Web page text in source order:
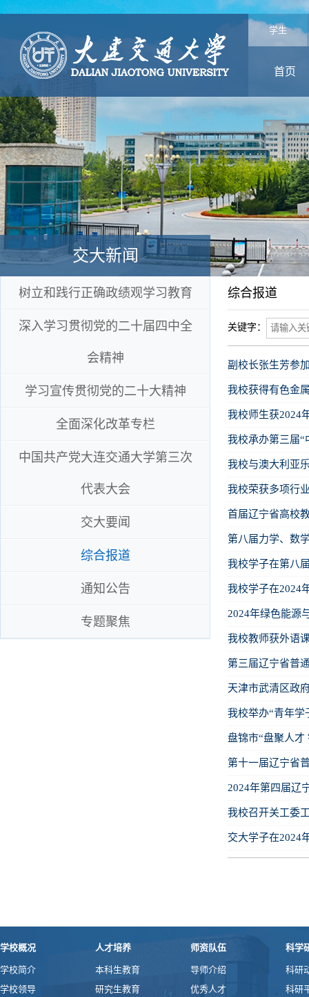
学生
首页
交大新闻
树立和践行正确政绩观学习教育
深入学习贯彻党的二十届四中全
会精神
学习宣传贯彻党的二十大精神
全面深化改革专栏
中国共产党大连交通大学第三次
代表大会
交大要闻
综合报道
通知公告
专题聚焦
综合报道
关键字：
副校长张生芳参
我校获得有色金
我校师生获2024
我校承办第三届“
我校与澳大利亚
我校荣获多项行
首届辽宁省高校
第八届力学、数
我校学子在第八
我校学子在2024
2024年绿色能源
我校教师获外语
第三届辽宁省普
天津市武清区政
我校举办“青年学
盘锦市“盘聚人才
第十一届辽宁省
2024年第四届辽
我校召开关工委
交大学子在2024
学校概况
学校简介
学校领导
人才培养
本科生教育
研究生教育
师资队伍
导师介绍
优秀人才
科学
科研
科研